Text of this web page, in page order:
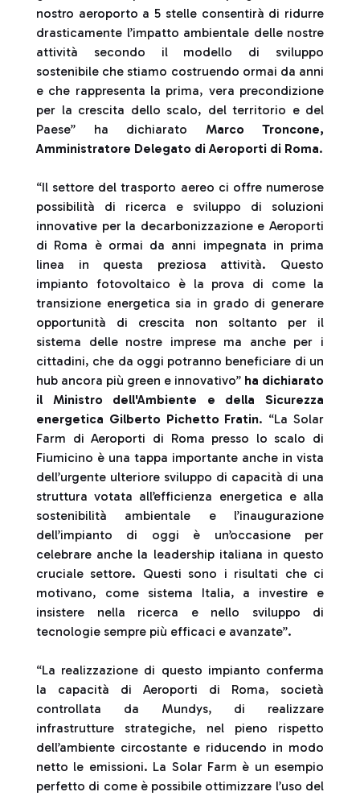
nostro aeroporto a 5 stelle consentirà di ridurre
drasticamente l’impatto ambientale delle nostre
attività secondo il modello di sviluppo
sostenibile che stiamo costruendo ormai da anni
e che rappresenta la prima, vera precondizione
per la crescita dello scalo, del territorio e del
Paese” ha dichiarato Marco Troncone,
Amministratore Delegato di Aeroporti di Roma.
“Il settore del trasporto aereo ci offre numerose
possibilità di ricerca e sviluppo di soluzioni
innovative per la decarbonizzazione e Aeroporti
di Roma è ormai da anni impegnata in prima
linea in questa preziosa attività. Questo
impianto fotovoltaico è la prova di come la
transizione energetica sia in grado di generare
opportunità di crescita non soltanto per il
sistema delle nostre imprese ma anche per i
cittadini, che da oggi potranno beneficiare di un
hub ancora più green e innovativo” ha dichiarato
il Ministro dell'Ambiente e della Sicurezza
energetica Gilberto Pichetto Fratin. “La Solar
Farm di Aeroporti di Roma presso lo scalo di
Fiumicino è una tappa importante anche in vista
dell’urgente ulteriore sviluppo di capacità di una
struttura votata all’efficienza energetica e alla
sostenibilità ambientale e l’inaugurazione
dell’impianto di oggi è un’occasione per
celebrare anche la leadership italiana in questo
cruciale settore. Questi sono i risultati che ci
motivano, come sistema Italia, a investire e
insistere nella ricerca e nello sviluppo di
tecnologie sempre più efficaci e avanzate”.
“La realizzazione di questo impianto conferma
la capacità di Aeroporti di Roma, società
controllata da Mundys, di realizzare
infrastrutture strategiche, nel pieno rispetto
dell’ambiente circostante e riducendo in modo
netto le emissioni. La Solar Farm è un esempio
perfetto di come è possibile ottimizzare l’uso del